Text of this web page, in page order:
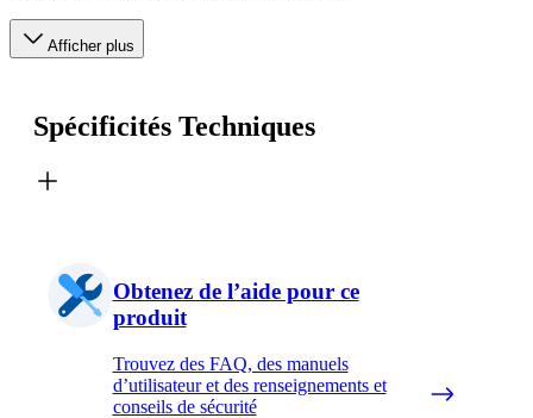
Afficher plus
Spécificités Techniques
Obtenez de l’aide pour ce
produit
Trouvez des FAQ, des manuels
d’utilisateur et des renseignements et
conseils de sécurité